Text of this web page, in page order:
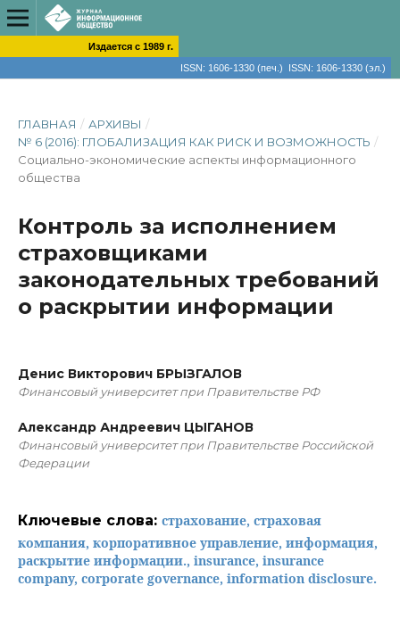
Издается с 1989 г.
ISSN: 1606-1330 (печ.) ISSN: 1606-1330 (эл.)
ГЛАВНАЯ / АРХИВЫ /
№ 6 (2016): ГЛОБАЛИЗАЦИЯ КАК РИСК И ВОЗМОЖНОСТЬ /
Социально-экономические аспекты информационного
общества
Контроль за исполнением
страховщиками
законодательных требований
о раскрытии информации
Денис Викторович БРЫЗГАЛОВ
Финансовый университет при Правительстве РФ
Александр Андреевич ЦЫГАНОВ
Финансовый университет при Правительстве Российской
Федерации
Ключевые слова: страхование, страховая
компания, корпоративное управление, информация,
раскрытие информации., insurance, insurance
company, corporate governance, information disclosure.